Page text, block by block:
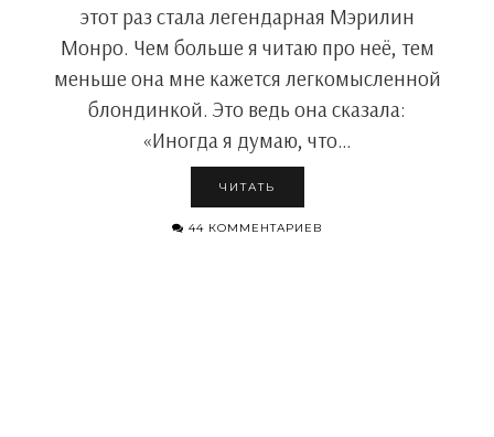
этот раз стала легендарная Мэрилин
Монро. Чем больше я читаю про неё, тем
меньше она мне кажется легкомысленной
блондинкой. Это ведь она сказала:
«Иногда я думаю, что…
ЧИТАТЬ
44 КОММЕНТАРИЕВ